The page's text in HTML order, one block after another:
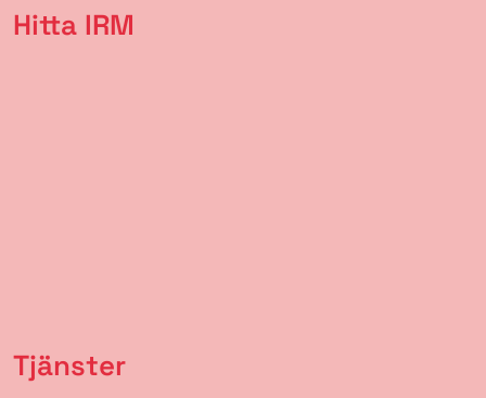
Hitta IRM
Tjänster